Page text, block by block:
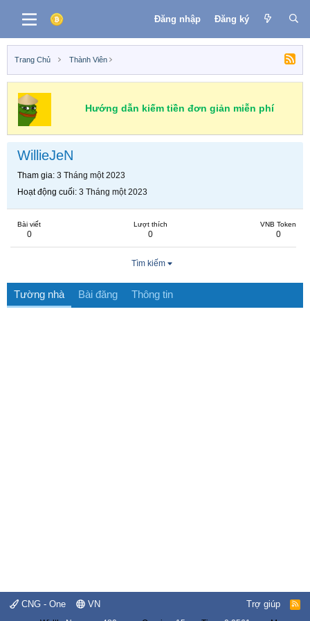
Đăng nhập Đăng ký
Trang Chủ Thành Viên
Hướng dẫn kiếm tiền đơn giản miễn phí
WillieJeN
Tham gia 3 Tháng một 2023
Hoạt động cuối 3 Tháng một 2023
Bài viết
0
Lượt thích
0
VNB Token
0
Tìm kiếm
Tường nhà Bài đăng Thông tin
CNG - One VN Trợ giúp
R